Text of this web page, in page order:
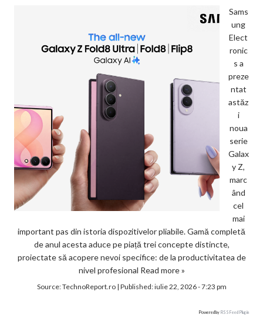
Sams
ung
Elect
ronic
s a
preze
ntat
astăz
i
noua
serie
Galax
y Z,
marc
ând
cel
mai
important pas din istoria dispozitivelor pliabile. Gamă completă
de anul acesta aduce pe piață trei concepte distincte,
proiectate să acopere nevoi specifice: de la productivitatea de
nivel profesional Read more »
Source:TechnoReport.ro| Published:iulie 22, 2026 - 7:23 pm
Powered by RSS Feed Plugin